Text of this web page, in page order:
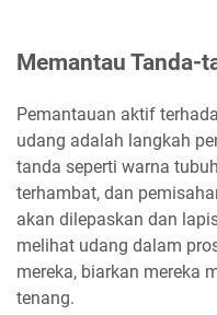
Memantau Tanda-
Pemantauan aktif
udang adalah langkah
tanda seperti warna
terhambat, dan
akan dilepaskan dan
melihat udang dalam
mereka, biarkan mereka
tenang.